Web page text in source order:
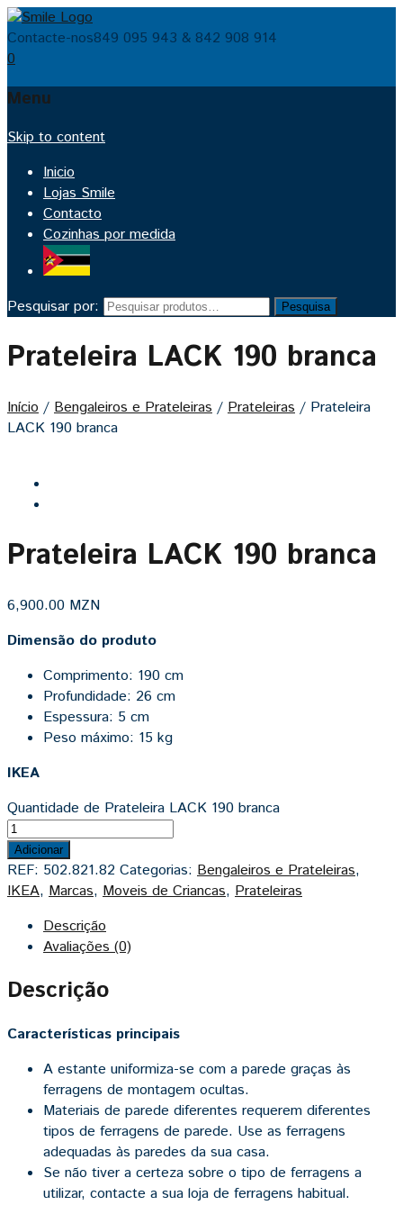
Contacte-nos849 095 943 & 842 908 914
0
Menu
Skip to content
Inicio
Lojas Smile
Contacto
Cozinhas por medida
Pesquisar por: Pesquisa
Prateleira LACK 190 branca
Início / Bengaleiros e Prateleiras / Prateleiras / Prateleira
LACK 190 branca
Prateleira LACK 190 branca
6,900.00 MZN
Dimensão do produto
Comprimento: 190 cm
Profundidade: 26 cm
Espessura: 5 cm
Peso máximo: 15 kg
IKEA
Quantidade de Prateleira LACK 190 branca
Adicionar
REF: 502.821.82 Categorias: Bengaleiros e Prateleiras,
IKEA, Marcas, Moveis de Criancas, Prateleiras
Descrição
Avaliações (0)
Descrição
Características principais
A estante uniformiza-se com a parede graças às
ferragens de montagem ocultas.
Materiais de parede diferentes requerem diferentes
tipos de ferragens de parede. Use as ferragens
adequadas às paredes da sua casa.
Se não tiver a certeza sobre o tipo de ferragens a
utilizar, contacte a sua loja de ferragens habitual.